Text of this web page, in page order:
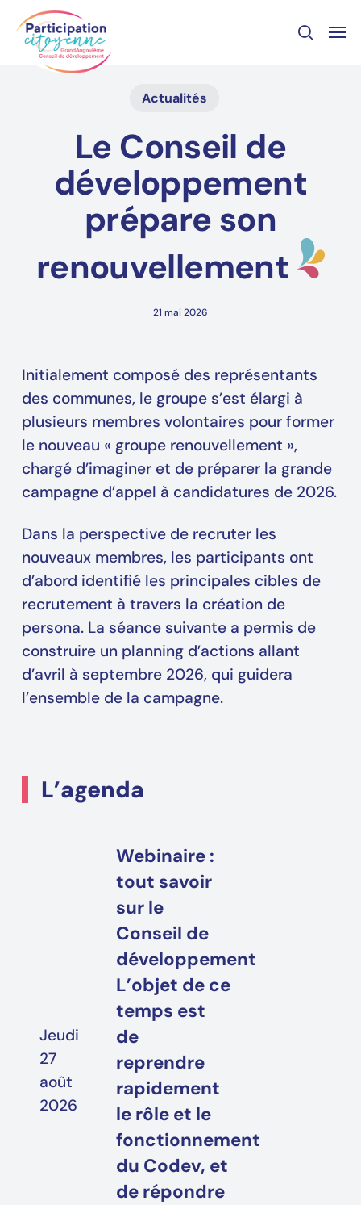
Panneau de gestion des cookies
content
Actualités
Le Conseil de
développement
prépare son
renouvellement
21 mai 2026
Initialement composé des représentants
des communes, le groupe s’est élargi à
plusieurs membres volontaires pour former
le nouveau « groupe renouvellement »,
chargé d’imaginer et de préparer la grande
campagne d’appel à candidatures de 2026.
Dans la perspective de recruter les
nouveaux membres, les participants ont
d’abord identifié les principales cibles de
recrutement à travers la création de
persona. La séance suivante a permis de
construire un planning d’actions allant
d’avril à septembre 2026, qui guidera
l’ensemble de la campagne.
L’agenda
Jeudi
27
août
2026
Webinaire :
tout savoir
sur le
Conseil de
développement
L’objet de ce
temps est
de
reprendre
rapidement
le rôle et le
fonctionnement
du Codev, et
de répondre